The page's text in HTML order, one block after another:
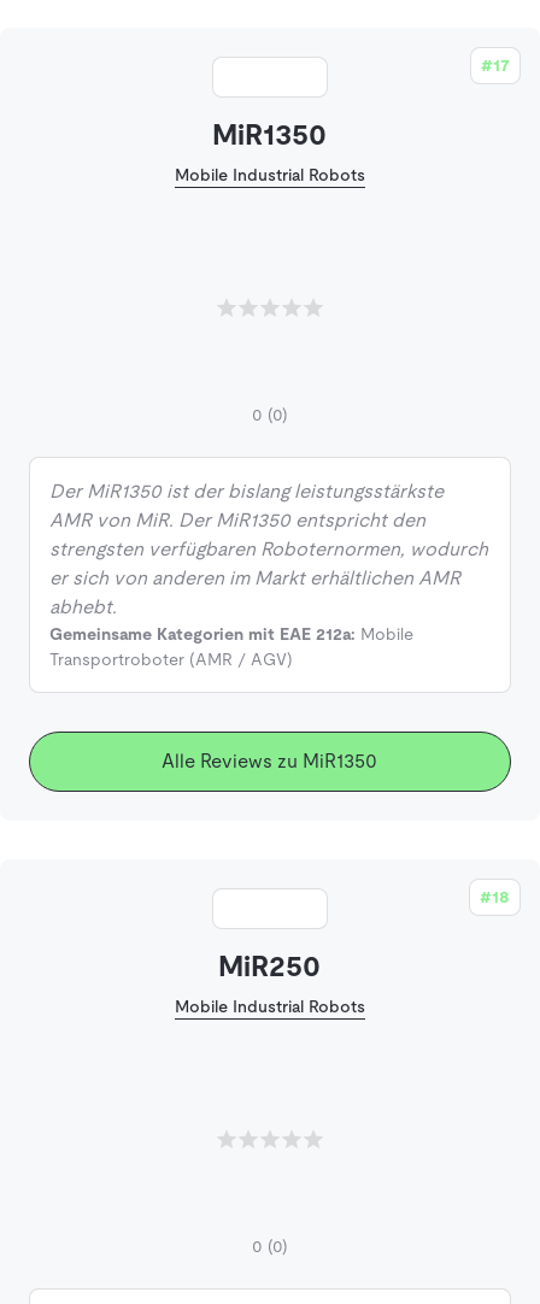
#17
MiR1350
Mobile Industrial Robots
0 (0)
Der MiR1350 ist der bislang leistungsstärkste
AMR von MiR. Der MiR1350 entspricht den
strengsten verfügbaren Roboternormen, wodurch
er sich von anderen im Markt erhältlichen AMR
abhebt.
Gemeinsame Kategorien mit EAE 212a: Mobile
Transportroboter (AMR / AGV)
Alle Reviews zu MiR1350
#18
MiR250
Mobile Industrial Robots
0 (0)